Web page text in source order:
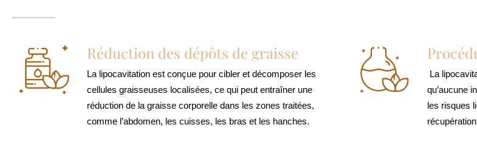
Réduction des dépôts de graisse
La lipocavitation est conçue pour cibler et décomposer les
cellules graisseuses localisées, ce qui peut entraîner une
réduction de la graisse corporelle dans les zones traitées,
comme l’abdomen, les cuisses, les bras et les hanches.
La
qu’aucune
les risques